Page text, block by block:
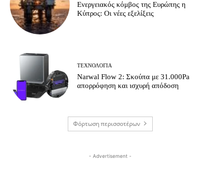
Ενεργειακός κόμβος της Ευρώπης η
Κύπρος: Οι νέες εξελίξεις
ΤΕΧΝΟΛΟΓΊΑ
Narwal Flow 2: Σκούπα με 31.000Pa
απορρόφηση και ισχυρή απόδοση
Φόρτωση περισσοτέρων
- Advertisement -